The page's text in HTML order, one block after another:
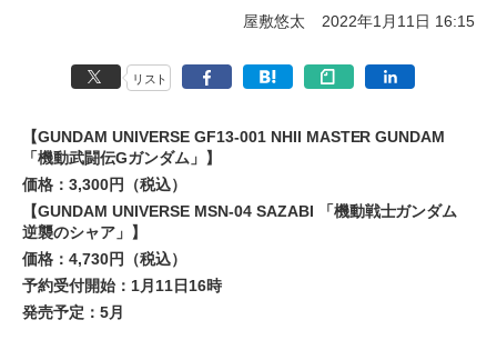
屋敷悠太 2022年1月11日 16:15
リスト
【GUNDAM UNIVERSE GF13-001 NHII MASTER GUNDAM
「機動武闘伝Gガンダム」】
価格：3,300円（税込）
【GUNDAM UNIVERSE MSN-04 SAZABI 「機動戦士ガンダム
逆襲のシャア」】
価格：4,730円（税込）
予約受付開始：1月11日16時
発売予定：5月